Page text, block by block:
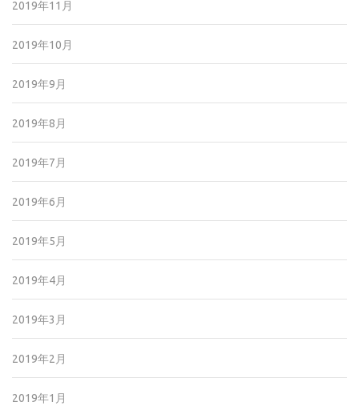
2019年11月
2019年10月
2019年9月
2019年8月
2019年7月
2019年6月
2019年5月
2019年4月
2019年3月
2019年2月
2019年1月